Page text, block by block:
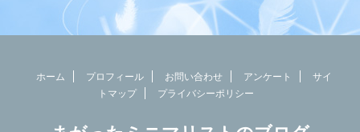
ホーム プロフィール お問い合わせ アンケート
サイ
トマップ
プライバシーポリシー